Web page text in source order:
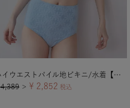
ハイウエストパイル地ビキニ/水着【メール便可／100】
4,389 ＞ ¥ 2,852 税込